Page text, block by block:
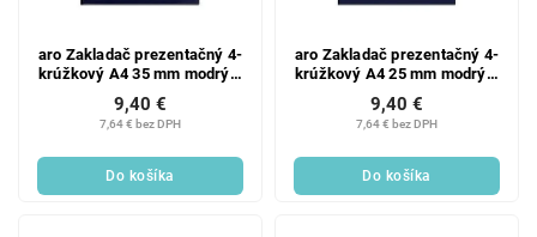
aro Zakladač prezentačný 4-
krúžkový A4 35 mm modrý 1
7,64 € bez DPH
9,40 €
Do košíka
aro Zakladač prezentačný 4-
krúžkový A4 25 mm modrý 1
7,64 € bez DPH
9,40 €
Do košíka